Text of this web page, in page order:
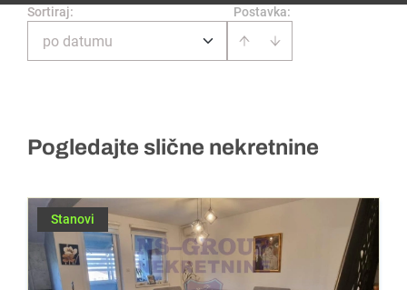
Postavka:
Sortiraj:
po datumu
Pogledajte slične nekretnine
Stanovi